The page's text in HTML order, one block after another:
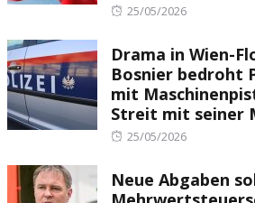
Posted
25/05/2026
Drama in Wien-
Bosnier bedroht
mit
Streit mit seiner
Posted
25/05/2026
Neue Abgaben